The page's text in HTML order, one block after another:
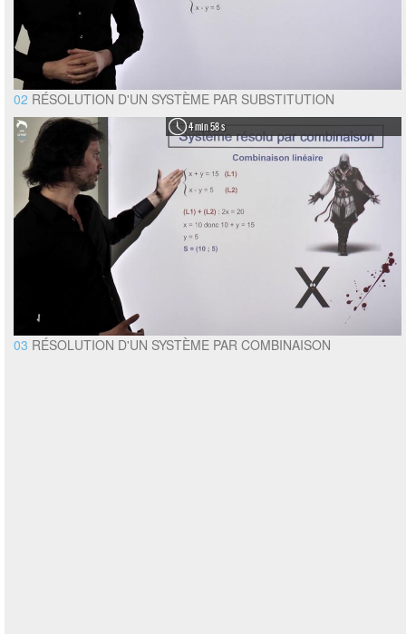
02 RÉSOLUTION D'UN SYSTÈME PAR SUBSTITUTION
4 min 58 s
03 RÉSOLUTION D'UN SYSTÈME PAR COMBINAISON